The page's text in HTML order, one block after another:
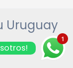
Uruguay
1